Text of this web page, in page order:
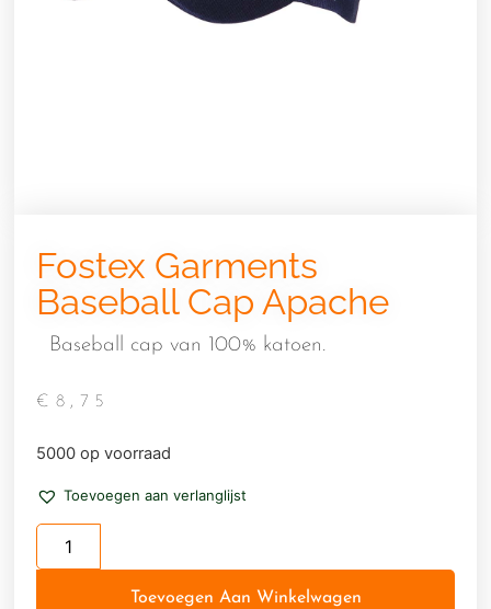
Fostex Garments
Baseball Cap Apache
Baseball cap van 100% katoen.
€ 8,75
5000 op voorraad
Toevoegen aan verlanglijst
Toevoegen Aan Winkelwagen